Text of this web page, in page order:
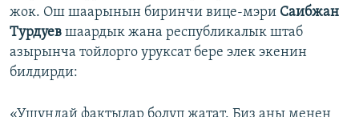
жок. Ош шаарынын биринчи вице-мэри Саибжан
Турдуев шаардык жана республикалык штаб
азырынча тойлорго уруксат бере элек экенин
билдирди: